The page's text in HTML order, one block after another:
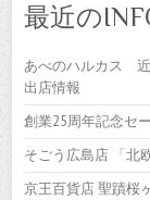
最近の
あべのハルカス
出店情報
創業25周年記念セ
そごう広島店 「北
京王百貨店 聖蹟桜